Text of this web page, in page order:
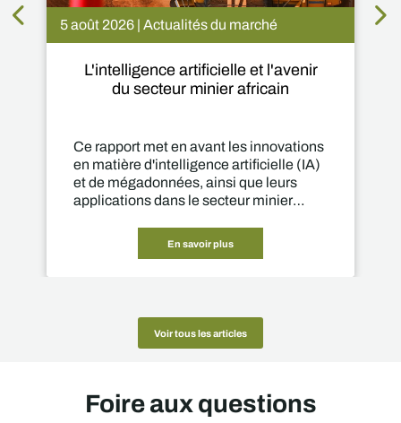
5 août 2026 | Actualités du marché
L'intelligence artificielle et l'avenir
du secteur minier africain
Ce rapport met en avant les innovations
en matière d'intelligence artificielle (IA)
et de mégadonnées, ainsi que leurs
applications dans le secteur minier
En savoir plus
Voir tous les articles
Foire aux questions